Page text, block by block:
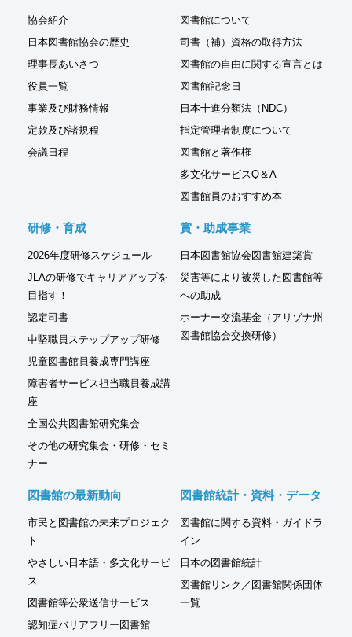
協会紹介
日本図書館協会の歴史
理事長あいさつ
役員一覧
事業及び財務情報
定款及び諸規程
会議日程
図書館について
司書（補）資格の取得方法
図書館の自由に関する宣言とは
図書館記念日
日本十進分類法（NDC）
指定管理者制度について
図書館と著作権
多文化サービスQ＆A
図書館員のおすすめ本
研修・育成
2026年度研修スケジュール
JLAの研修でキャリアアップを
目指す！
認定司書
中堅職員ステップアップ研修
児童図書館員養成専門講座
障害者サービス担当職員養成講
座
全国公共図書館研究集会
その他の研究集会・研修・セミ
ナー
賞・助成事業
日本図書館協会図書館建築賞
災害等により被災した図書館等
への助成
ホーナー交流基金（アリゾナ州
図書館協会交換研修）
図書館の最新動向
市民と図書館の未来プロジェク
ト
やさしい日本語・多文化サービ
ス
図書館等公衆送信サービス
認知症バリアフリー図書館
図書館統計・資料・データ
図書館に関する資料・ガイドラ
イン
日本の図書館統計
図書館リンク／図書館関係団体
一覧